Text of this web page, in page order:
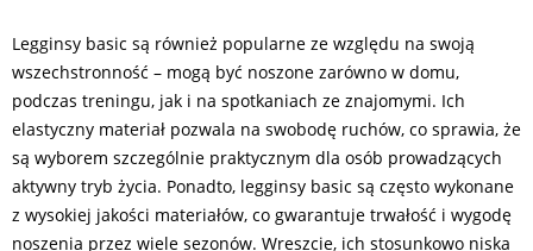
Legginsy basic są również popularne ze względu na swoją
wszechstronność – mogą być noszone zarówno w domu,
podczas treningu, jak i na spotkaniach ze znajomymi. Ich
elastyczny materiał pozwala na swobodę ruchów, co sprawia, że
są wyborem szczególnie praktycznym dla osób prowadzących
aktywny tryb życia. Ponadto, legginsy basic są często wykonane
z wysokiej jakości materiałów, co gwarantuje trwałość i wygodę
noszenia przez wiele sezonów. Wreszcie, ich stosunkowo niska